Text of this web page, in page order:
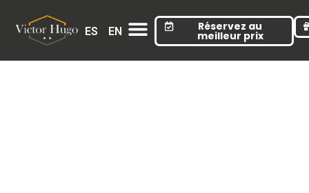
ES EN Réservez au
meilleur prix